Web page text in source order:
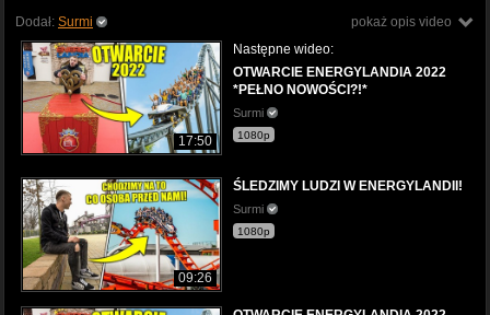
pokaż opis video
Dodał: Surmi
17:50
Następne wideo:
OTWARCIE ENERGYLANDIA 2022
*PEŁNO NOWOŚCI?!*
Surmi
1080p
09:26
ŚLEDZIMY LUDZI W ENERGYLANDII!
Surmi
1080p